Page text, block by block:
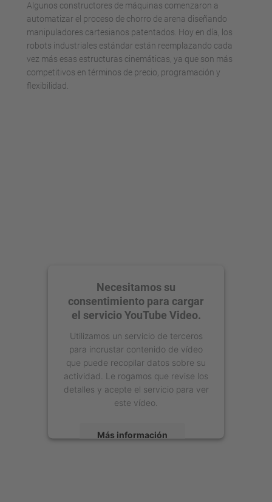
Algunos constructores de máquinas comenzaron a
automatizar el proceso de chorro de arena diseñando
manipuladores cartesianos patentados. Hoy en día, los
robots industriales estándar están reemplazando cada
vez más esas estructuras cinemáticas, ya que son más
competitivos en términos de precio, programación y
flexibilidad.
Necesitamos su
consentimiento para cargar
el servicio YouTube Video.
Utilizamos un servicio de terceros
para incrustar contenido de vídeo
que puede recopilar datos sobre su
actividad. Le rogamos que revise los
detalles y acepte el servicio para ver
este vídeo.
Más información